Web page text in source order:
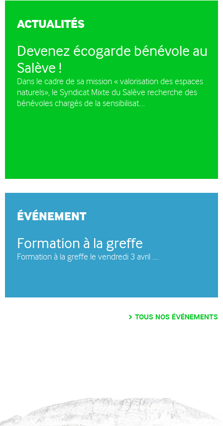
ACTUALITÉS
Devenez écogarde bénévole au
Salève !
Dans le cadre de sa mission « valorisation des espaces
naturels», le Syndicat Mixte du Salève recherche des
bénévoles chargés de la sensibilisat....
ÉVÉNEMENT
Formation à la greffe
Formation à la greffe le vendredi 3 avril ....
TOUS NOS ÉVÉNEMENTS